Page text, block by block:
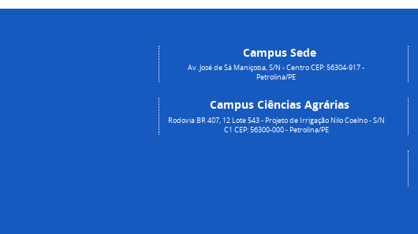
Campus Sede
Av. José de Sá Maniçoba, S/N - Centro CEP: 56304-917 -
Petrolina/PE
Campus Ciências Agrárias
Rodovia BR 407, 12 Lote 543 - Projeto de Irrigação Nilo Coelho - S/N
C1 CEP: 56300-000 - Petrolina/PE